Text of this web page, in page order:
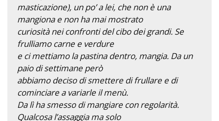
masticazione), un po’ a lei, che non è una
mangiona e non ha mai mostrato
curiosità nei confronti del cibo dei grandi. Se
frulliamo carne e verdure
e ci mettiamo la pastina dentro, mangia. Da un
paio di settimane però
abbiamo deciso di smettere di frullare e di
cominciare a variarle il menù.
Da lì ha smesso di mangiare con regolarità.
Qualcosa l’assaggia ma solo